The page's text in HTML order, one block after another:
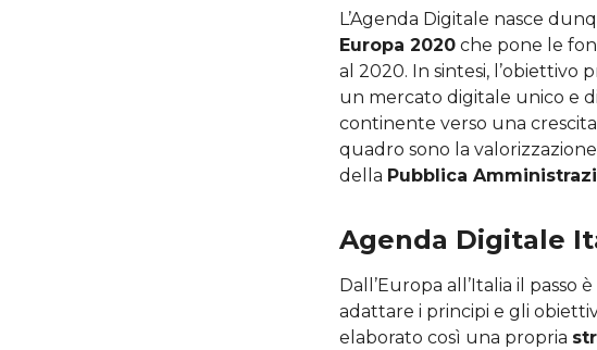
L’Agenda Digitale nasce
Europa 2020 che pone le
al 2020. In sintesi, l’obiettivo
un mercato digitale unico e
continente verso una
quadro sono la
della Pubblica
Agenda Digitale
Dall’Europa all’Italia il passo è
adattare i principi e gli
elaborato così una propria